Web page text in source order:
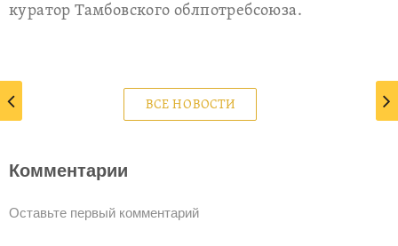
куратор Тамбовского облпотребсоюза.
ВСЕ НОВОСТИ
Комментарии
Оставьте первый комментарий